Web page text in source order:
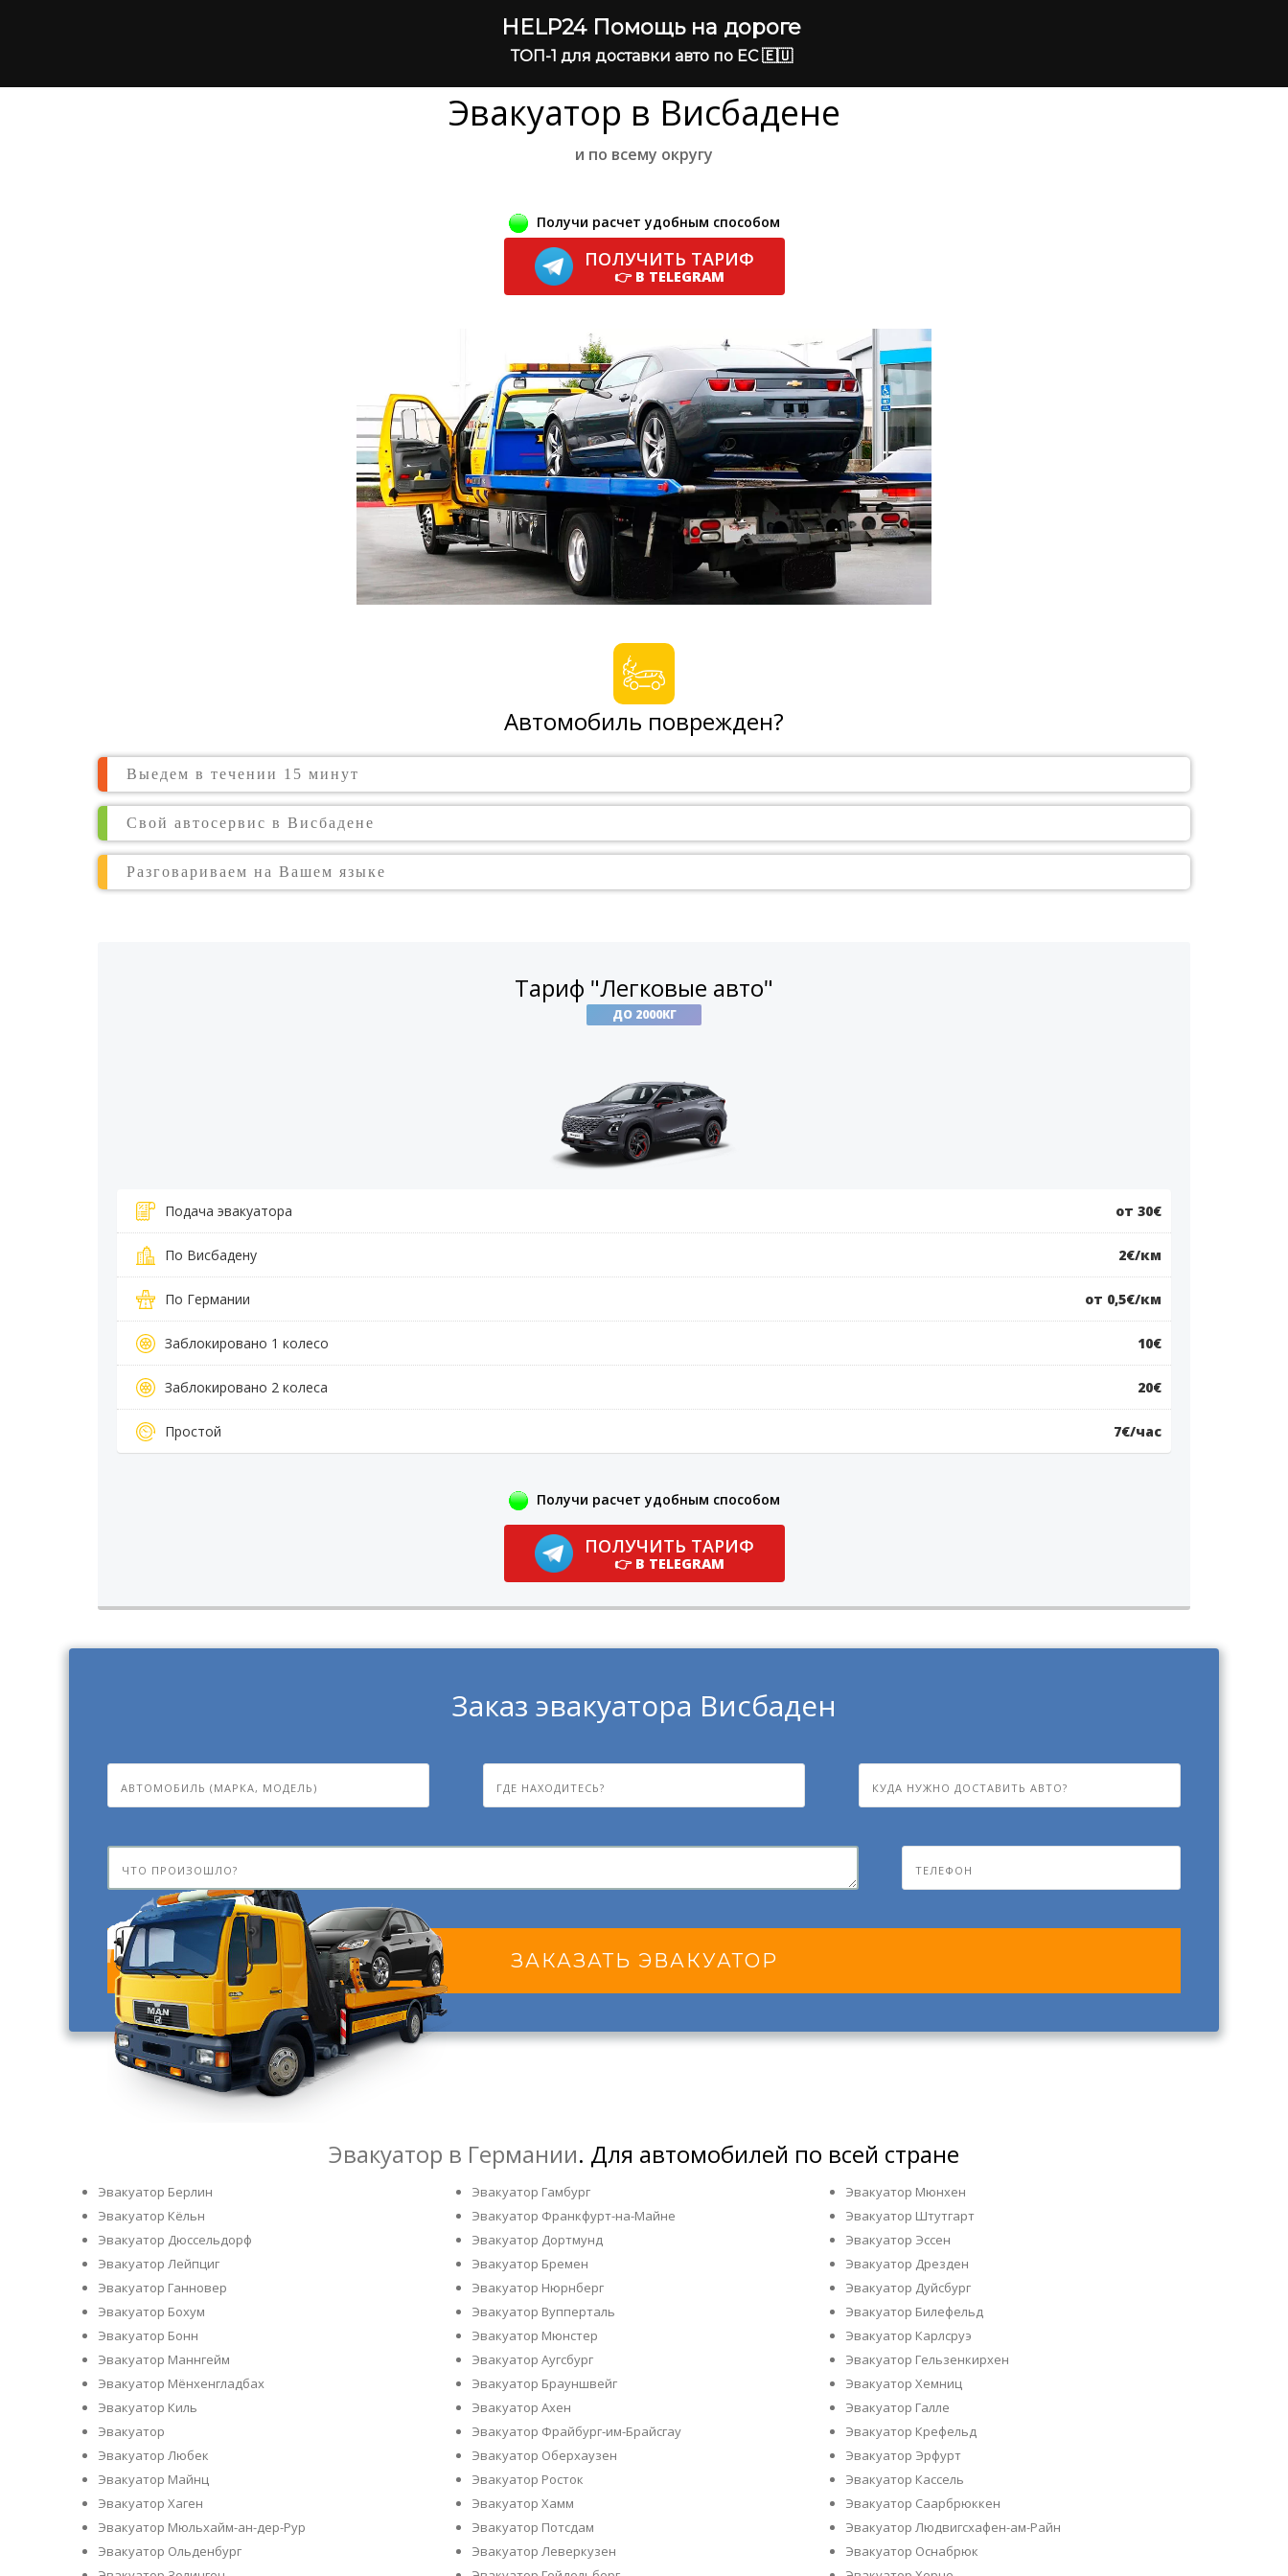
HELP24 Помощь на дороге
ТОП-1 для доставки авто по ЕС 🇪🇺
Эвакуатор в Висбадене
и по всему округу
Получи расчет удобным способом
ПОЛУЧИТЬ ТАРИФ
👉 В TELEGRAM
Автомобиль поврежден?
Выедем в течении 15 минут
Свой автосервис в Висбадене
Разговариваем на Вашем языке
Тариф "Легковые авто"
ДО 2000КГ
Подача эвакуатора от 30€
По Висбадену 2€/км
По Германии от 0,5€/км
Заблокировано 1 колесо 10€
Заблокировано 2 колеса 20€
Простой 7€/час
Получи расчет удобным способом
ПОЛУЧИТЬ ТАРИФ
👉 В TELEGRAM
Заказ эвакуатора Висбаден
ЗАКАЗАТЬ ЭВАКУАТОР
Эвакуатор в Германии. Для автомобилей по всей стране
Эвакуатор Берлин Эвакуатор Гамбург
Эвакуатор Мюнхен
Эвакуатор Кёльн
Эвакуатор Франкфурт-на-Майне
Эвакуатор Штутгарт
Эвакуатор Дюссельдорф
Эвакуатор Дортмунд
Эвакуатор Эссен
Эвакуатор Лейпциг
Эвакуатор Бремен
Эвакуатор Дрезден
Эвакуатор Ганновер
Эвакуатор Нюрнберг
Эвакуатор Дуйсбург
Эвакуатор Бохум
Эвакуатор Вупперталь
Эвакуатор Билефельд
Эвакуатор Бонн
Эвакуатор Мюнстер
Эвакуатор Карлсруэ
Эвакуатор Маннгейм
Эвакуатор Аугсбург
Эвакуатор Гельзенкирхен
Эвакуатор Мёнхенгладбах
Эвакуатор Брауншвейг
Эвакуатор Хемниц
Эвакуатор Киль
Эвакуатор Ахен
Эвакуатор Галле
Эвакуатор
Эвакуатор Фрайбург-им-Брайсгау
Эвакуатор Крефельд
Эвакуатор Любек
Эвакуатор Оберхаузен
Эвакуатор Эрфурт
Эвакуатор Майнц
Эвакуатор Росток
Эвакуатор Кассель
Эвакуатор Хаген
Эвакуатор Хамм
Эвакуатор Саарбрюккен
Эвакуатор Мюльхайм-ан-дер-Рур
Эвакуатор Потсдам
Эвакуатор Людвигсхафен-ам-Райн
Эвакуатор Ольденбург
Эвакуатор Леверкузен
Эвакуатор Оснабрюк